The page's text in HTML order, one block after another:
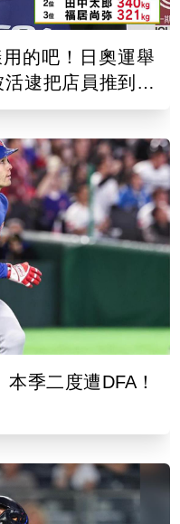
的吧！日奧運舉
逮把店員推到骨
季二度遭DFA！